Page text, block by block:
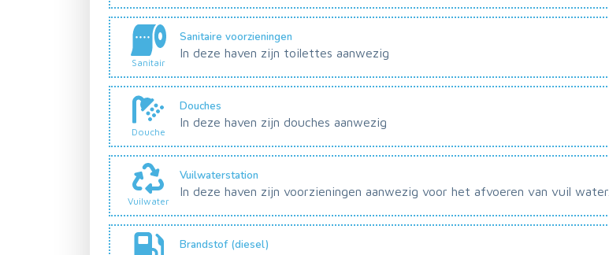
Sanitair
Sanitaire voorzieningen
In deze haven zijn toilettes aanwezig
Douche
Douches
In deze haven zijn douches aanwezig
Vuilwater
Vuilwaterstation
In deze haven zijn voorzieningen aanwezig voor het afvoeren van vuil water.
Brandstof (diesel)